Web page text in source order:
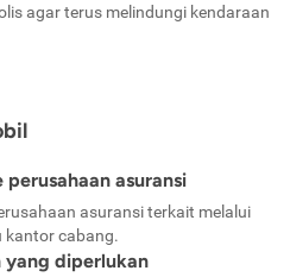
agar terus melindungi kendaraan
asuransi
asuransi terkait melalui
kantor cabang.
yang diperlukan